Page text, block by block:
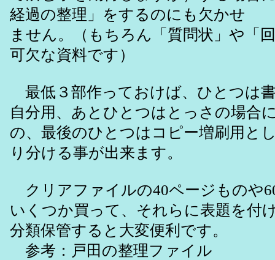
経過の整理」をするのにも欠かせ
ません。（もちろん「質問状」や「
可欠な資料です）
最低３部作っておけば、ひとつは
自分用、あとひとつはとっさの場合
の、最後のひとつはコピー増刷用と
り分ける事が出来ます。
クリアファイルの40ページものや
いくつか買って、それらに表題を付
分類保管すると大変便利です。
参考：戸田の整理ファイル